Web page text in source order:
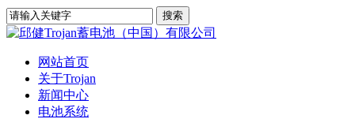
网站首页
关于Trojan
新闻中心
电池系统